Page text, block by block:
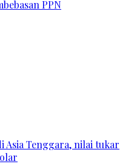
PPN
Asia Tenggara, nilai tukar